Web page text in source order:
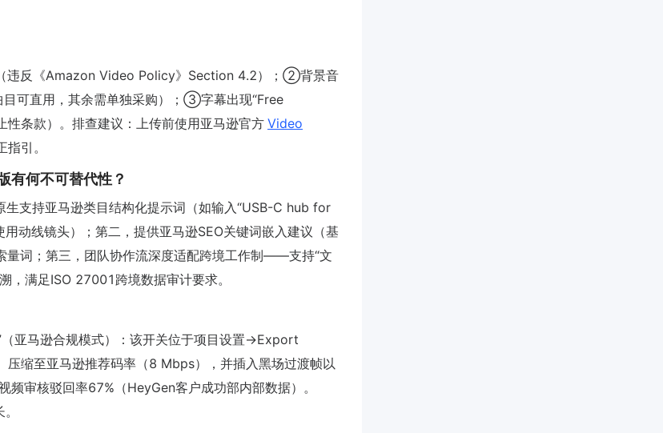
违反《Amazon Video Policy》Section 4.2）；②背景音
可直用，其余需单独采购）；③字幕出现“Free
条款）。排查建议：上传前使用亚马逊官方 Video
引。
何不可替代性？
支持亚马逊类目结构化提示词（如输入“USB-C hub for
动线镜头）；第二，提供亚马逊SEO关键词嵌入建议（基
词；第三，团队协作流深度适配跨境工作制——支持“文
满足ISO 27001跨境数据审计要求。
亚马逊合规模式）：该开关位于项目设置→Export
缩至亚马逊推荐码率（8 Mbps），并插入黑场过渡帧以
审核驳回率67%（HeyGen客户成功部内部数据）。